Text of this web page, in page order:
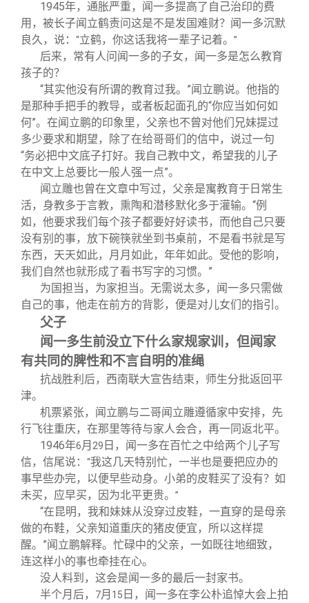
1945年，通胀严重，闻一多提高了自己治印的费
用，被长子闻立鹤责问这是不是发国难财？闻一多沉默
良久，说： “立鹤，你这话我将一辈子记着。 ”
后来，常有人问闻一多的子女，闻一多是怎么教育
孩子的？
“其实他没有所谓的教育过我。”闻立鹏说。他指的
是那种手把手的教导，或者板起面孔的“你应当如何如
何”。在闻立鹏的印象里，父亲也不曾对他们兄妹提过
多少要求和期望，除了在给哥哥们的信中，说过一句
“务必把中文底子打好。我自己教中文，希望我的儿子
在中文上总要比一般人强一点”。
闻立雕也曾在文章中写过，父亲是寓教育于日常生
活，身教多于言教，熏陶和潜移默化多于灌输。“例
如，他要求我们每个孩子都要好好读书，而他自己只要
没有别的事，放下碗筷就坐到书桌前，不是看书就是写
东西，天天如此，月月如此，年年如此。受他的影响，
我们自然也就形成了看书写字的习惯。”
为国担当，为家担当。无需说太多，闻一多只需做
自己的事，他走在前方的背影，便是对儿女们的指引。
父子
闻一多生前没立下什么家规家训，但闻家
有共同的脾性和不言自明的准绳
抗战胜利后，西南联大宣告结束，师生分批返回平
津。
机票紧张，闻立鹏与二哥闻立雕遵循家中安排，先
行飞往重庆，在那里等待与家人会合，再一同返北平。
1946年6月 29 日，闻一多在百忙之中给两个儿子写
信，信尾说： “我这几天特别忙，一半也是要把应办的
事早些办完，以便早些动身。小弟的皮鞋买了没有？如
未买，应早买，因为北平更贵。 ”
“在昆明，我和妹妹从没穿过皮鞋，一直穿的是母亲
做的布鞋，父亲知道重庆的猪皮便宜，所以这样提
醒。”闻立鹏解释。忙碌中的父亲，一如既往地细致，
连这样小的事也牵挂在心。
没人料到，这会是闻一多的最后一封家书。
半个月后，
7月 15 日，闻一多在李公朴追悼大会上拍